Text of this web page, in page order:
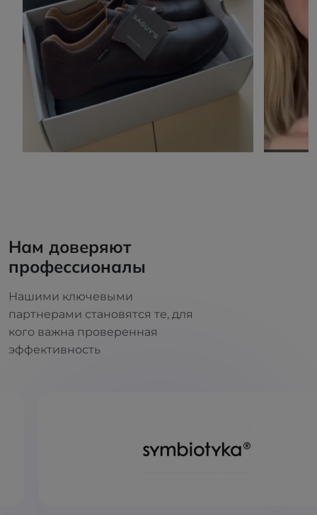
Нам доверяют
профессионалы
Нашими ключевыми
партнерами становятся те, для
кого важна проверенная
эффективность